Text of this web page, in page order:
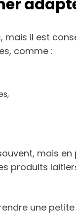
il est
comme :
mais
produits
une